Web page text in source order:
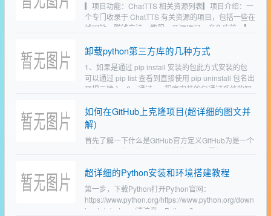
▎项目功能：ChatTTS 相关资源列表▎项目介绍：一
个专门收录于 ChatTTS 有关资源的项目，包括一些在
线网站、赚钱方法、教程、开源项目、音色库等。▎
卸载python第三方库的几种方式
1、如果是通过 pip install 安装的包此方式安装的包
可以通过 pip list 查看到直接使用 pip uninstall 包名出
现提示输入 y2、通过exe程序安装的包通过系统的卸
如何在GitHub上克隆项目(超详细的图文并
解)
首先了解一下什么是GitHub官方定义GitHub为是一个
面向开源及私有软件项目的托管平台，因为只支持Git
小伙伴在学习的过程中可以在此平台找到很好…
超详细的Python安装和环境搭建教程
第一步，下载Python打开Python官网：
https://www.python.org/https://www.python.org/down
loads/windows/请注意，Python 3.…